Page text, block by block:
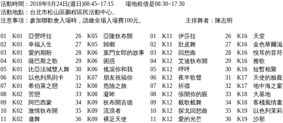
活動時間：2018年9月24日(週日)08:45~17:15 場地租借是08:30~17:30
活動地點：台北市松山區鵬程區民活動中心。
注意事項：參加聯歡會入場時，請繳全場入場費100元。 主排舞者：陳志明
01 K01 亞營呼拉 26 K05 亞隆狄布開 01 K11 伊莎拉 26 K16 天堂
02 K01 幸福人生 27 K05 歸鄉 02 K11 肚皮舞 27 K16 金色華爾滋
03 K01 愛的期盼 28 K06 葉門女郎的故事 03 K12 回想曲 28 K16 悅耳的音符
04 K01 薩巴斯之歌 29 K06 困惑 04 K12 艾迪狄布開 29 K16 雅歌
05 K01 比亞法城雙人舞 30 K06 搖滾你和我 05 K12 呯呯 30 K16 短暫相聚
06 K01 以色列馬則卡 31 K07 朋友祝福你 06 K12 夜半歌聲 31 K17 天使的臉龐
07 K01 希伯萊之戀 32 K08 危險之旅 07 K12 祈禱 32 K17 地中海之窗
08 K02 苦戀 33 K08 凝眸 08 K12 張開你的眼 33 K18 大基地
09 K02 阿巴西蒙 34 K09 狄布開吉德 09 K12 載歌載舞 34 K18 客棧風情畫
10 K02 激情狄布開 35 K09 流浪者 10 K12 探戈回想曲 35 K19 以色列茉莉
11 K02 邀舞 36 K09 裸足天使 11 K12 愛的光芒 36 K19 沙那